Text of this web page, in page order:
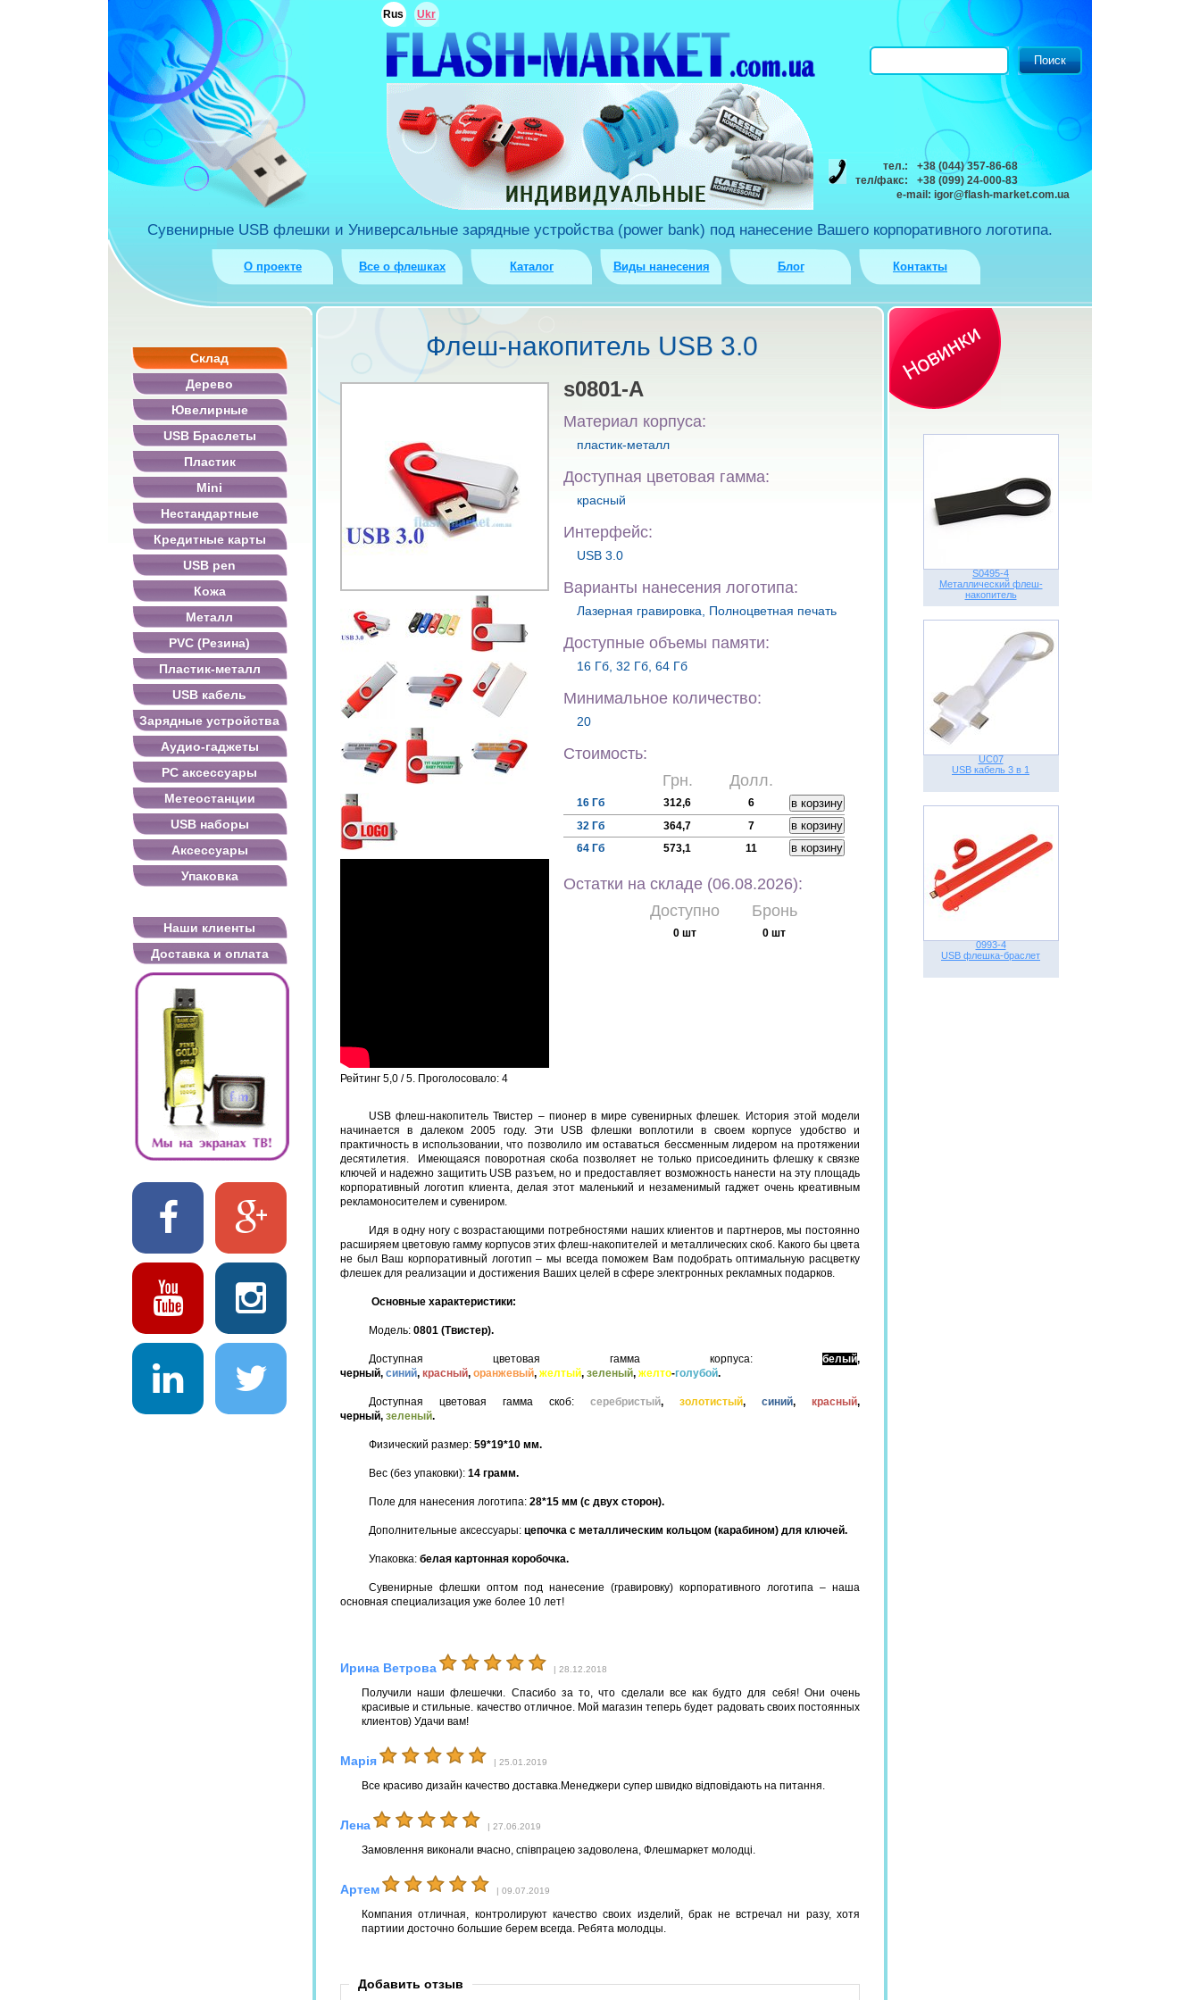
Сувенирные USB флешки и Универсальные зарядные устройства (power bank) под нанесение Вашего корпоративного логотипа.
О проекте Все о флешках Каталог Виды нанесения Блог Контакты
Rus Ukr
Флеш-накопитель USB 3.0
Рейтинг 5,0 / 5. Проголосовало: 4
s0801-A
Материал корпуса:
пластик-металл
Доступная цветовая гамма:
красный
Интерфейс:
USB 3.0
Варианты нанесения логотипа:
Лазерная гравировка, Полноцветная печать
Доступные объемы памяти:
16 Гб, 32 Гб, 64 Гб
Минимальное количество:
20
Стоимость:
Грн.
Долл.
16 Гб 312,6
6
32 Гб
364,7
7
64 Гб
573,1 11
Остатки на складе (06.08.2026):
Доступно
Бронь
0 шт 0 шт
USB флеш-накопитель Твистер – пионер в мире сувенирных флешек. История этой модели
начинается в далеком 2005 году. Эти USB флешки воплотили в своем корпусе удобство и
практичность в использовании, что позволило им оставаться бессменным лидером на протяжении
десятилетия. Имеющаяся поворотная скоба позволяет не только присоединить флешку к связке
ключей и надежно защитить USB разъем, но и предоставляет возможность нанести на эту площадь
корпоративный логотип клиента, делая этот маленький и незаменимый гаджет очень креативным
рекламоносителем и сувениром.
Идя в одну ногу с возрастающими потребностями наших клиентов и партнеров, мы постоянно
расширяем цветовую гамму корпусов этих флеш-накопителей и металлических скоб. Какого бы цвета
не был Ваш корпоративный логотип – мы всегда поможем Вам подобрать оптимальную расцветку
флешек для реализации и достижения Ваших целей в сфере электронных рекламных подарков.
Основные характеристики:
Модель: 0801 (Твистер).
Доступная цветовая гамма корпуса: белый,
черный, синий, красный, оранжевый, желтый, зеленый, желто-голубой.
Доступная цветовая гамма скоб: серебристый, золотистый, синий, красный,
черный, зеленый.
Физический размер: 59*19*10 мм.
Вес (без упаковки): 14 грамм.
Поле для нанесения логотипа: 28*15 мм (с двух сторон).
Дополнительные аксессуары: цепочка с металлическим кольцом (карабином) для ключей.
Упаковка: белая картонная коробочка.
Сувенирные флешки оптом под нанесение (гравировку) корпоративного логотипа – наша
основная специализация уже более 10 лет!
Ирина Ветрова | 28.12.2018
Получили наши флешечки. Спасибо за то, что сделали все как будто для себя! Они очень
красивые и стильные. качество отличное. Мой магазин теперь будет радовать своих постоянных
клиентов) Удачи вам!
Марія | 25.01.2019
Все красиво дизайн качество доставка.Менеджери супер швидко відповідають на питання.
Лена | 27.06.2019
Замовлення виконали вчасно, співпрацею задоволена, Флешмаркет молодці.
Артем | 09.07.2019
Компания отличная, контролируют качество своих изделий, брак не встречал ни разу, хотя
партиии досточно большие берем всегда. Ребята молодцы.
Добавить отзыв
Склад
Дерево
Ювелирные
USB Браслеты
Пластик
Mini
Нестандартные
Кредитные карты
USB pen
Кожа
Металл
PVC (Резина)
Пластик-металл
USB кабель
Зарядные устройства
Аудио-гаджеты
PC аксессуары
Метеостанции
USB наборы
Аксессуары
Упаковка
Наши клиенты
Доставка и оплата
S0495-4
Металлический флеш-
накопитель
UC07
USB кабель 3 в 1
0993-4
USB флешка-браслет
тел.:
+38 (044) 357-86-68
тел/факс:
+38 (099) 24-000-83
e-mail: igor@flash-market.com.ua